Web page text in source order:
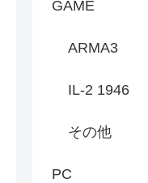
GAME
ARMA3
IL-2 1946
その他
PC